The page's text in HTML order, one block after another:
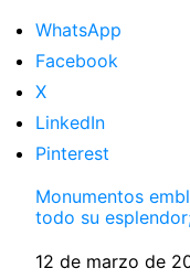
WhatsApp
Facebook
X
LinkedIn
Pinterest
Monumentos
todo su
Fecha
12 de marzo de